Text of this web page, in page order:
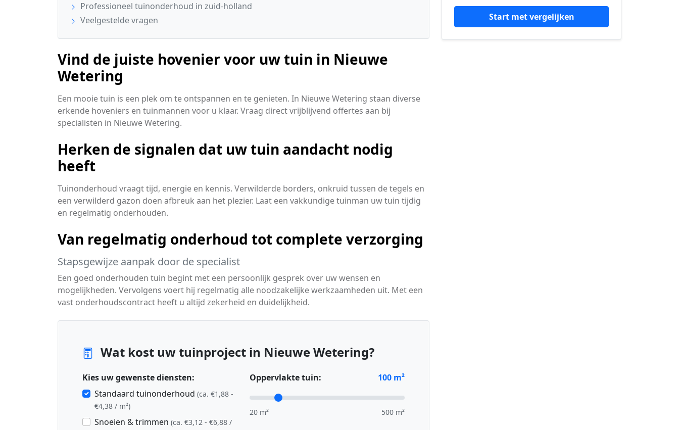
Professioneel tuinonderhoud in zuid-holland
Veelgestelde vragen
Vind de juiste hovenier voor uw tuin in Nieuwe
Wetering
Een mooie tuin is een plek om te ontspannen en te genieten. In Nieuwe Wetering staan diverse
erkende hoveniers en tuinmannen voor u klaar. Vraag direct vrijblijvend offertes aan bij
specialisten in Nieuwe Wetering.
Herken de signalen dat uw tuin aandacht nodig
heeft
Tuinonderhoud vraagt tijd, energie en kennis. Verwilderde borders, onkruid tussen de tegels en
een verwilderd gazon doen afbreuk aan het plezier. Laat een vakkundige tuinman uw tuin tijdig
en regelmatig onderhouden.
Van regelmatig onderhoud tot complete verzorging
Stapsgewijze aanpak door de specialist
Een goed onderhouden tuin begint met een persoonlijk gesprek over uw wensen en
mogelijkheden. Vervolgens voert hij regelmatig alle noodzakelijke werkzaamheden uit. Met een
vast onderhoudscontract heeft u altijd zekerheid en duidelijkheid.
Wat kost uw tuinproject in Nieuwe Wetering?
Kies uw gewenste diensten:
Standaard tuinonderhoud (ca. €1,88 -
€4,38 / m²)
Snoeien & trimmen (ca. €3,12 - €6,88 /
Oppervlakte tuin: 100 m²
20 m² 500 m²
Start met vergelijken